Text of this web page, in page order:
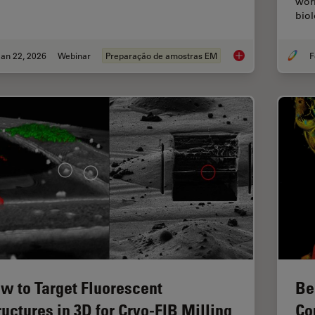
22, 2026 Webinar Preparação de amostras EM High-Pressure
to Target Fluorescent
in 3D for Cryo-FIB Milling